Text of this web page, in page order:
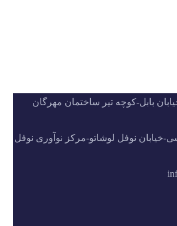
بابل-کوچه تیر ساختمان مهرگان
خیابان نوفل لوشاتو-مرکز نوآوری نوفل